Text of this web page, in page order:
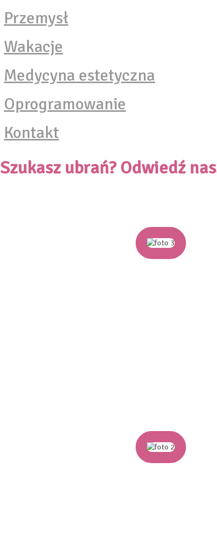
Przemysł
Wakacje
Medycyna estetyczna
Oprogramowanie
Kontakt
Szukasz ubrań? Odwiedź